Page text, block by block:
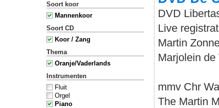
Soort koor
Mannenkoor
Soort CD
Koor / Zang
Thema
Oranje/Vaderlands
Instrumenten
Fluit
Orgel
Piano
DVD
Live
Martin
Marjolein
mmv Chr
The Martin